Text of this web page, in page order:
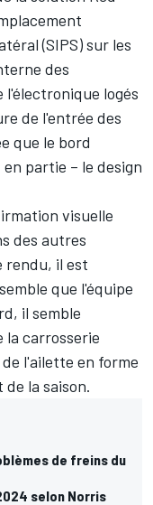
(SIPS) sur les
des
logés
de l'entrée des
que le bord
partie – le design
visuelle
des autres
rendu, il est
que l'équipe
il semble
la carrosserie
l'ailette en forme
la saison.
de freins du
selon Norris